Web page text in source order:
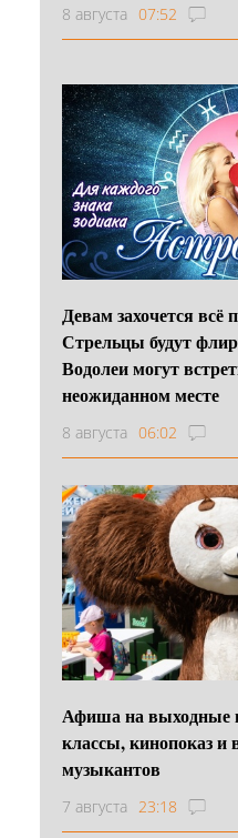
8 августа 07:52
Девам захочется всё
Стрельцы будут
Водолеи могут
неожиданном месте
8 августа 06:02
Афиша на выходные
классы, кинопоказ и
музыкантов
7 августа 23:18